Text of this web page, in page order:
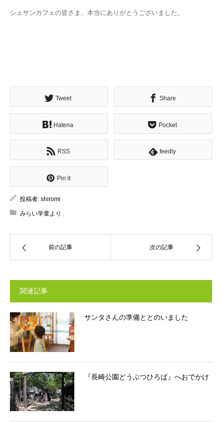
シェサンカフェの皆さま、本当にありがとうございました。
Tweet Share
Hatena Pocket
RSS feedly
Pin it
投稿者: shiromi
みらい学童より
前の記事 次の記事
関連記事
サンタさんの準備ととのいました
『長崎公園どうぶつひろば』へおでかけ